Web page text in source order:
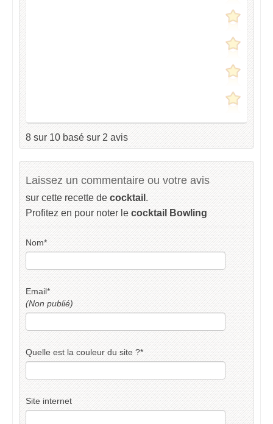
8 sur 10 basé sur 2 avis
Laissez un commentaire ou votre avis
sur cette recette de cocktail .
Profitez en pour noter le cocktail Bowling
Nom*
Email*
(Non publié)
Quelle est la couleur du site ?*
Site internet